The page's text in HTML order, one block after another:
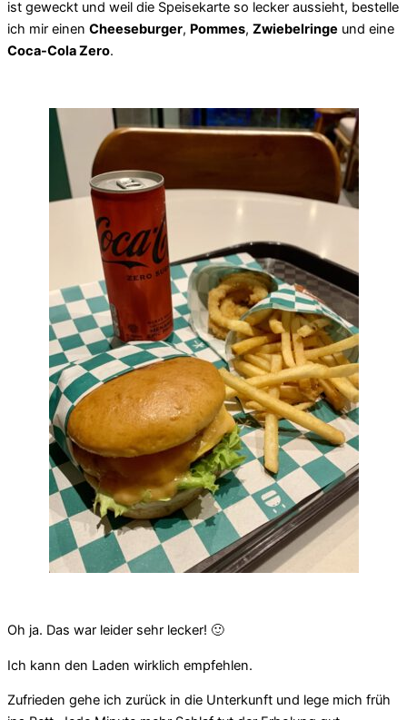
ist geweckt und weil die Speisekarte so lecker aussieht, bestelle
ich mir einen Cheeseburger, Pommes, Zwiebelringe und eine
Coca-Cola Zero.
Oh ja. Das war leider sehr lecker! 🙂
Ich kann den Laden wirklich empfehlen.
Zufrieden gehe ich zurück in die Unterkunft und lege mich früh